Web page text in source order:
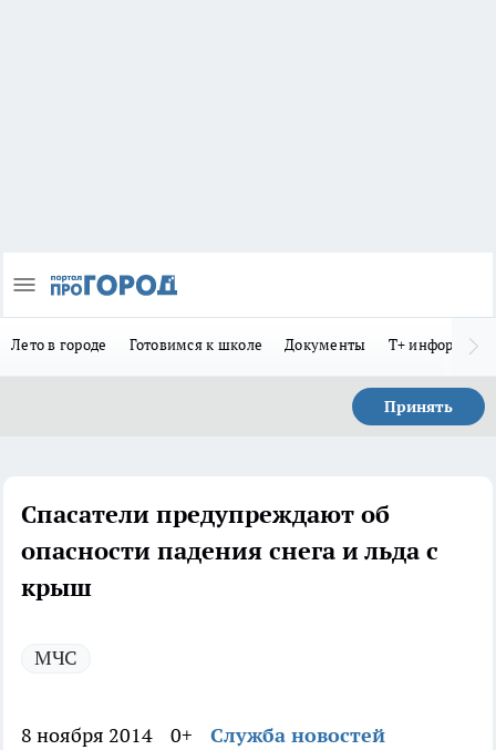
Лето в городе Готовимся к школе Документы Т+
Принять
Спасатели предупреждают об
опасности падения снега и льда с
крыш
МЧС
8 ноября 2014 0+ Служба новостей